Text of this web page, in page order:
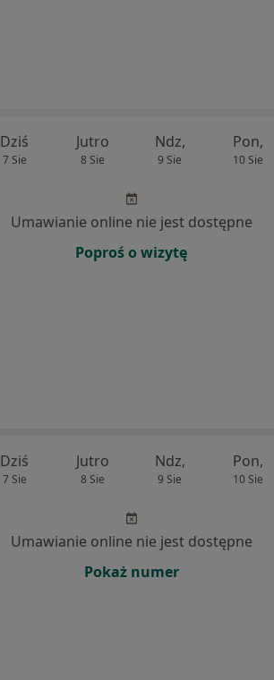
Dziś
7 Sie
Jutro
8 Sie
Ndz,
9 Sie
Pon,
10 Sie
Umawianie online nie jest dostępne
Poproś o wizytę
Dziś
7 Sie
Jutro
8 Sie
Ndz,
9 Sie
Pon,
10 Sie
Umawianie online nie jest dostępne
Pokaż numer